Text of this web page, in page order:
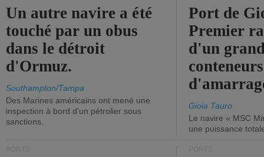
Un autre navire a été
touché par un obus
dans le détroit
d'Ormuz.
Southampton/Tampa
Des Marines américains ont mené une
inspection à bord d'un pétrolier sous
sanctions.
Port de
Premier
d'un
Gioia Tauro
Le navire « MSC
une puissance